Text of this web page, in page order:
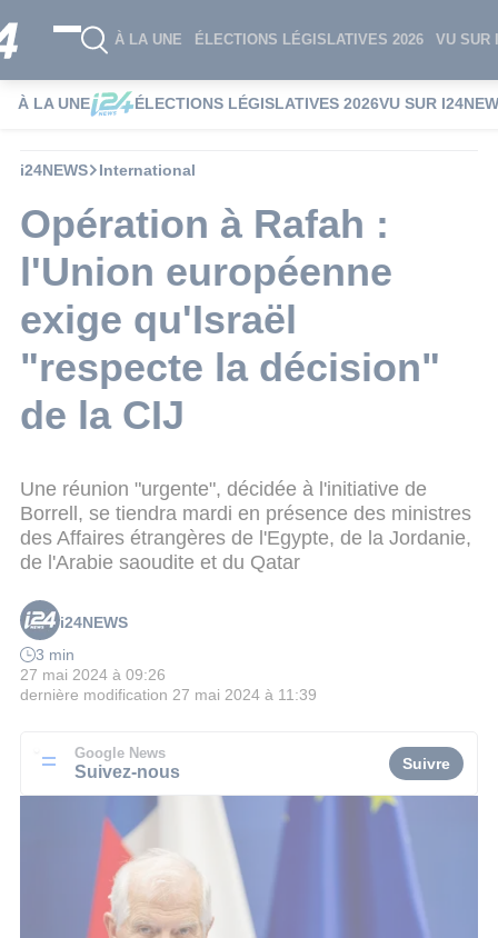
À LA UNE ÉLECTIONS LÉGISLATIVES 2026 VU SUR
À LA UNE ÉLECTIONS LÉGISLATIVES 2026VU SUR
i24NEWS International
Opération à Rafah :
l'Union européenne
exige qu'Israël
"respecte la décision"
de la CIJ
Une réunion "urgente", décidée à l'initiative de
Borrell, se tiendra mardi en présence des ministres
des Affaires étrangères de l'Egypte, de la Jordanie,
de l'Arabie saoudite et du Qatar
i24NEWS
3 min
27 mai 2024 à 09:26
dernière modification 27 mai 2024 à 11:39
Google News
Suivez-nous Suivre